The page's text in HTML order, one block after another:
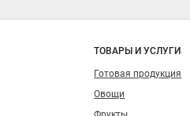
ТОВАРЫ И УСЛУГИ
Готовая продукция
Овощи